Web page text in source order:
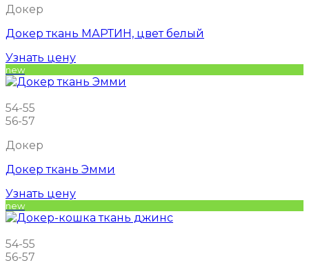
Докер
Докер ткань МАРТИН, цвет белый
Узнать цену
new
54-55
56-57
Докер
Докер ткань Эмми
Узнать цену
new
54-55
56-57